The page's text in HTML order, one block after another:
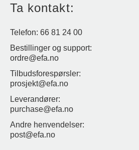
Ta kontakt:
Telefon: 66 81 24 00
Bestillinger og support:
ordre@efa.no
Tilbudsforespørsler:
prosjekt@efa.no
Leverandører:
purchase@efa.no
Andre henvendelser:
post@efa.no